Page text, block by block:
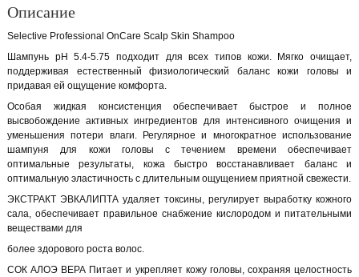
Описание
Selective Professional OnCare Scalp Skin Shampoo
Шампунь рН 5.4-5.75 подходит для всех типов кожи. Мягко очищает,
поддерживая естественный физиологический баланс кожи головы и
придавая ей ощущение комфорта.
Особая жидкая консистенция обеспечивает быстрое и полное
высвобождение активных ингредиентов для интенсивного очищения и
уменьшения потери влаги. Регулярное и многократное использование
шампуня для кожи головы с течением времени обеспечивает
оптимальные результаты, кожа быстро восстанавливает баланс и
оптимальную эластичность с длительным ощущением приятной свежести.
ЭКСТРАКТ ЭВКАЛИПТА удаляет токсины, регулирует выработку кожного
сала, обеспечивает правильное снабжение кислородом и питательными
веществами для
более здорового роста волос.
СОК АЛОЭ ВЕРА Питает и укрепляет кожу головы, сохраняя целостность